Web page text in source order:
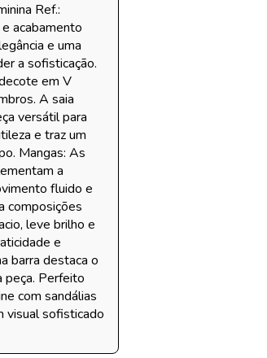
Ref.:
acabamento
e uma
a sofisticação.
em V
A saia
versátil para
e traz um
Mangas: As
a
fluido e
composições
leve brilho e
e
barra destaca o
peça. Perfeito
com sandálias
visual sofisticado